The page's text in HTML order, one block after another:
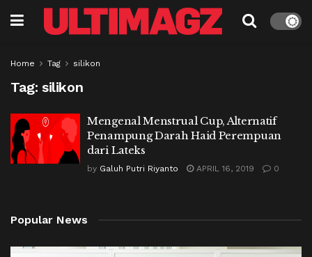
Home Tag silikon
Tag: silikon
Mengenal Menstrual Cup, Alternatif
Penampung Darah Haid Perempuan
dari Lateks
by Galuh Putri Riyanto APRIL 16, 2019 0
Popular News